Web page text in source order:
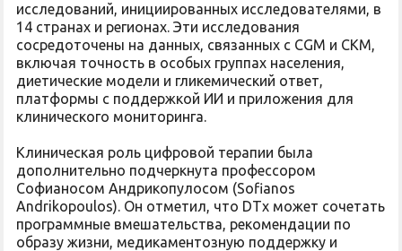
исследований, инициированных исследователями, в
14 странах и регионах. Эти исследования
сосредоточены на данных, связанных с CGM и CKM,
включая точность в особых группах населения,
диетические модели и гликемический ответ,
платформы с поддержкой ИИ и приложения для
клинического мониторинга.
Клиническая роль цифровой терапии была
дополнительно подчеркнута профессором
Софианосом Андрикопулосом (Sofianos
Andrikopoulos). Он отметил, что DTx может сочетать
программные вмешательства, рекомендации по
образу жизни, медикаментозную поддержку и